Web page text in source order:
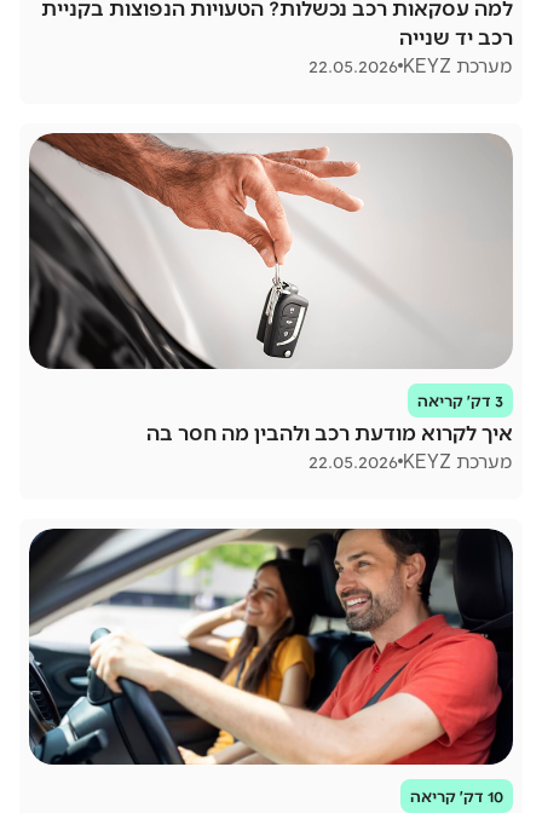
למה עסקאות רכב נכשלות? הטעויות הנפוצות בקניית
רכב יד שנייה
מערכת KEYZ 22.05.2026
3 דק׳ קריאה
איך לקרוא מודעת רכב ולהבין מה חסר בה
מערכת KEYZ 22.05.2026
10 דק׳ קריאה